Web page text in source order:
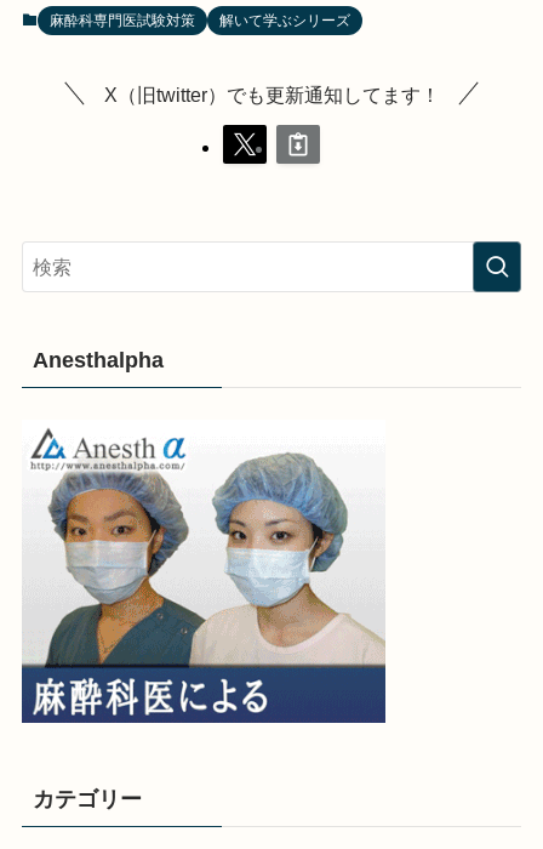
麻酔科専門医試験対策 解いて学ぶシリーズ
X（旧twitter）でも更新通知してます！
Anesthalpha
カテゴリー